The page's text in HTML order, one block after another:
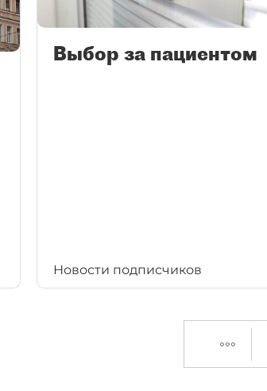
Выбор за пациентом
Новости подписчиков